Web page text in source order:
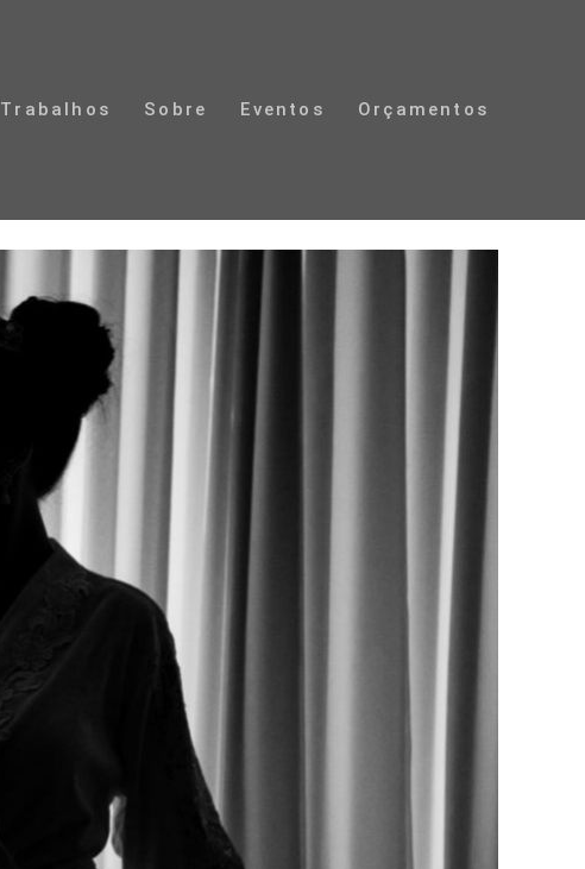
Trabalhos Sobre Eventos Orçamentos